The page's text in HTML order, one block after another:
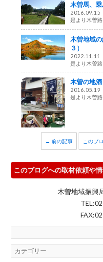
木曽馬、乗
2016.09.15
是より木曽路
木曽地域
３）
2022.11.11
是より木曽路
木曽の地酒
2016.05.19
是より木曽路
← 前の記事 このブ
このブログへの取材依頼や
木曽地域振興